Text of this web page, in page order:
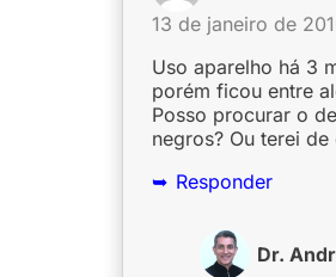
13 de janeiro de
Uso aparelho há 3
porém ficou entre
Posso procurar o
negros? Ou terei
Responder
Dr.